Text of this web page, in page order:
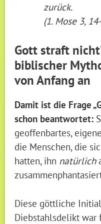
zurück.
(1. Mose 3,
Gott straft
biblischer
von Anfang an
Damit ist die Frage
schon beantwortet:
geoffenbartes,
die Menschen, die
hatten, ihn natürlich
Diese göttliche
Diebstahlsdelikt